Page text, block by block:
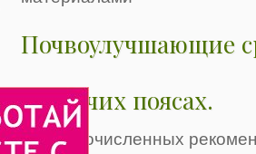
Почвоулучшающие
О ловчих поясах.
Из многочисленных